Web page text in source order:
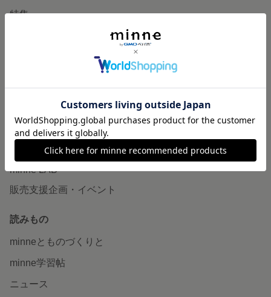
特集
食品販売
ヴィンテージ販売
ダウンロード販売
minne PLUS
minne LAB
販売支援企画・イベント
読みもの
minneとものづくりと
minne学習帖
ニュース